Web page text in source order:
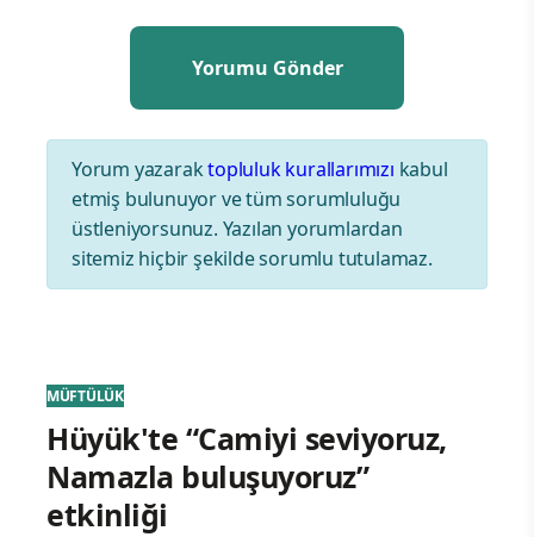
Yorum yazaraktopluluk kurallarımızı kabul
etmiş bulunuyor ve tüm sorumluluğu
üstleniyorsunuz. Yazılan yorumlardan
sitemiz hiçbir şekilde sorumlu tutulamaz.
MÜFTÜLÜK
Hüyük'te “Camiyi seviyoruz,
Namazla buluşuyoruz”
etkinliği